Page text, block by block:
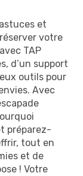
et
votre
TAP
d’un support
outils pour
Avec
préparez-
tout en
et de
! Votre